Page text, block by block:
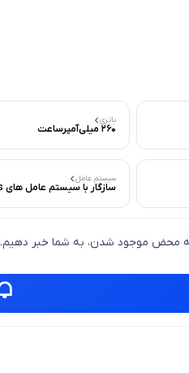
باتری
260 میلی‌آمپرساعت
سیستم عامل
سازگار با سیستم عامل های ios و اندروید
به محض موجود شدن، به شما خبر دهیم.